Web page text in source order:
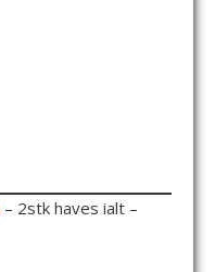
– 2stk haves ialt –